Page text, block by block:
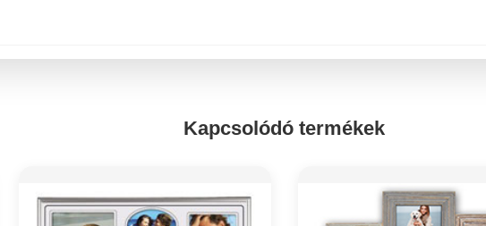
Kapcsolódó termékek